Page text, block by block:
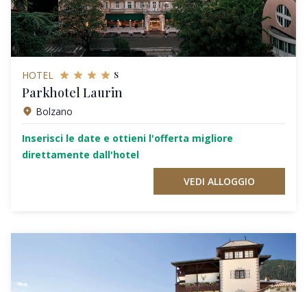
HOTEL s
Parkhotel Laurin
Bolzano
Inserisci le date e ottieni l'offerta migliore
direttamente dall'hotel
VEDI ALLOGGIO